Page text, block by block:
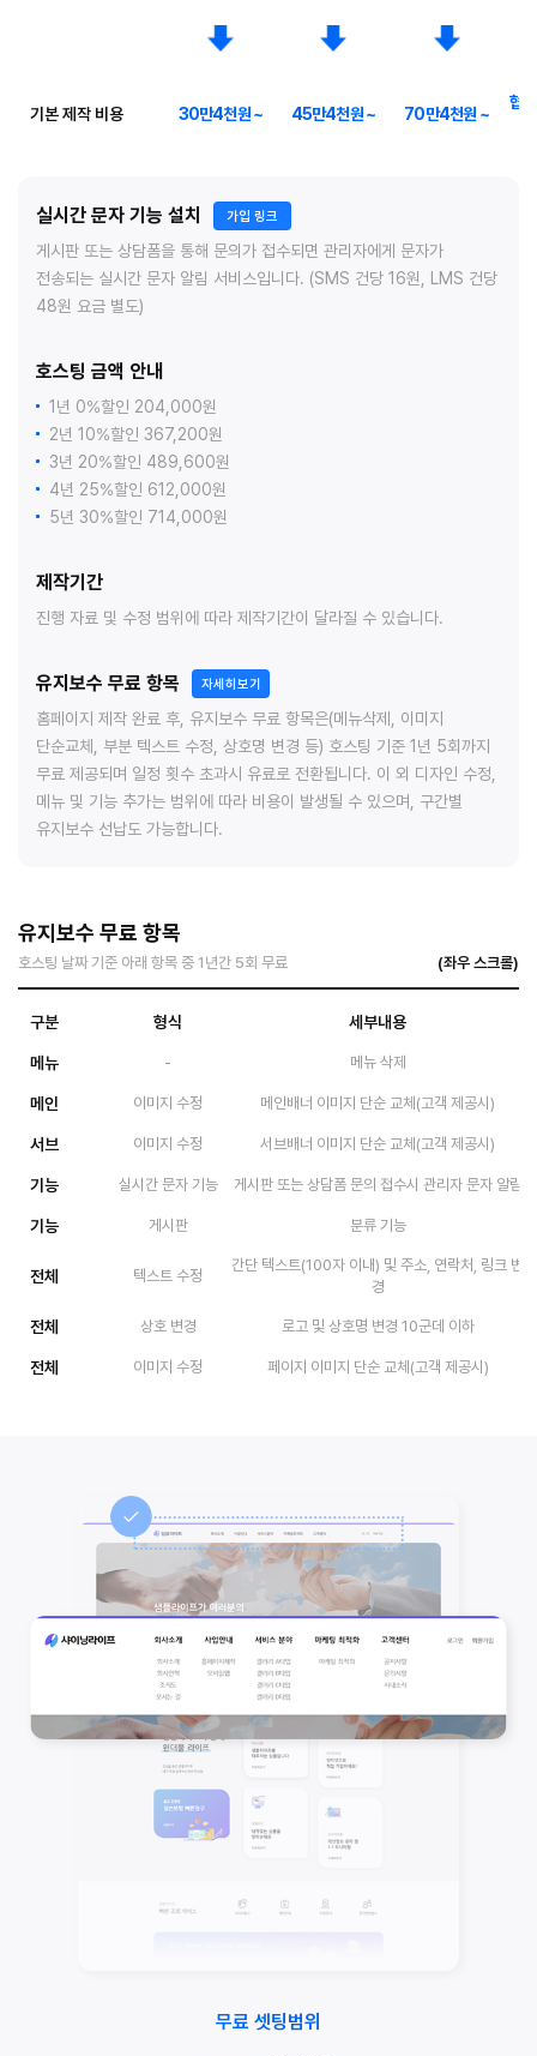
기본 제작 비용 30만4천원 ~ 45만4천원 ~ 70만4천원 ~
협
실시간 문자 기능 설치 가입 링크
게시판 또는 상담폼을 통해 문의가 접수되면 관리자에게 문자가
전송되는 실시간 문자 알림 서비스입니다. (SMS 건당 16원, LMS 건당
48원 요금 별도)
호스팅 금액 안내
1년 0%할인 204,000원
2년 10%할인 367,200원
3년 20%할인 489,600원
4년 25%할인 612,000원
5년 30%할인 714,000원
제작기간
진행 자료 및 수정 범위에 따라 제작기간이 달라질 수 있습니다.
유지보수 무료 항목 자세히보기
홈페이지 제작 완료 후, 유지보수 무료 항목은(메뉴삭제, 이미지
단순교체, 부분 텍스트 수정, 상호명 변경 등) 호스팅 기준 1년 5회까지
무료 제공되며 일정 횟수 초과시 유료로 전환됩니다. 이 외 디자인 수정,
메뉴 및 기능 추가는 범위에 따라 비용이 발생될 수 있으며, 구간별
유지보수 선납도 가능합니다.
유지보수 무료 항목
호스팅 날짜 기준 아래 항목 중 1년간 5회 무료
구분 형식 세부내용
메뉴 - 메뉴 삭제
메인 이미지 수정 메인배너 이미지 단순 교체(고객 제공시)
서브 이미지 수정 서브배너 이미지 단순 교체(고객 제공시)
기능 실시간 문자 기능 게시판 또는 상담폼 문의 접수시 관리자 문자 알림
기능 게시판 분류 기능
전체 텍스트 수정
간단 텍스트(100자 이내) 및 주소, 연락처, 링크 변
경
전체 상호 변경 로고 및 상호명 변경 10군데 이하
전체 이미지 수정 페이지 이미지 단순 교체(고객 제공시)
무료 셋팅범위